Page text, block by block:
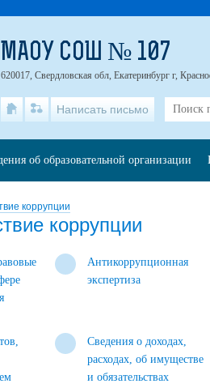
коррупции
коррупции
Антикоррупционная
экспертиза
Сведения о доходах,
расходах, об имуществе
и обязательствах
МАОУ СОШ № 107
620017, Свердловская обл, Екатеринбург г,
Написать письмо
об образовательной организации